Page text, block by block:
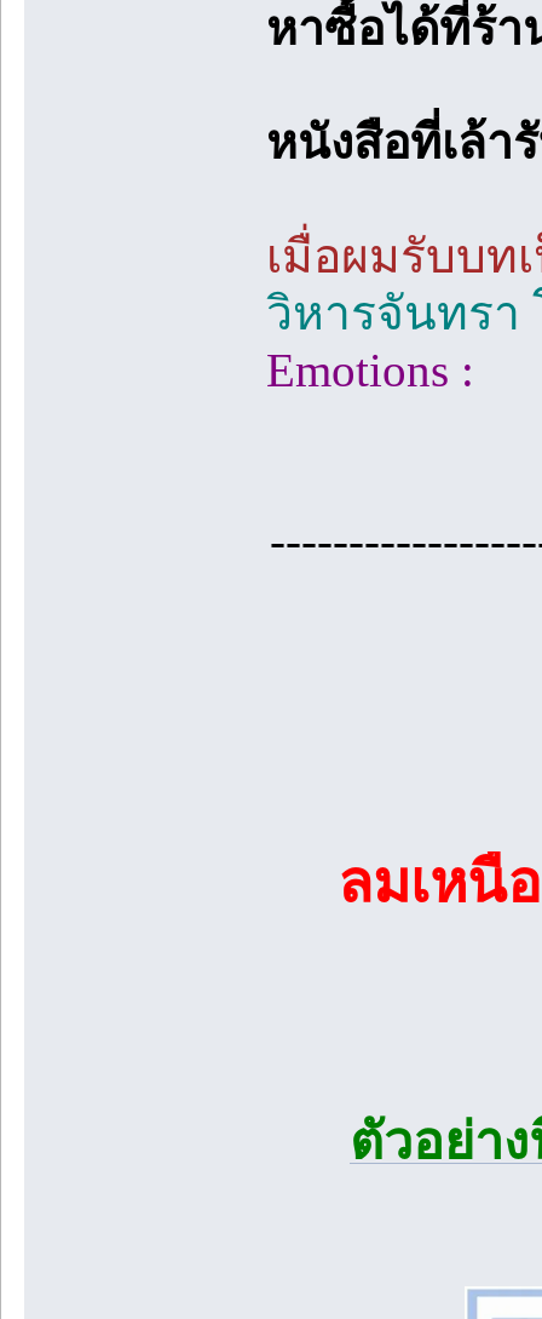
หาซื้อได้ที่ร้า
หนังสือที่เล้า
เมื่อผมรับบท
วิหารจันทรา
Emotions :
ลมเหนื
ตัวอย่า